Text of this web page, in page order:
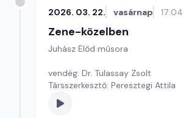
2026. 03. 22. vasárnap 17:04
Zene-közelben
Juhász Előd műsora
vendég: Dr. Tulassay Zsolt
Társszerkesztő: Peresztegi Attila